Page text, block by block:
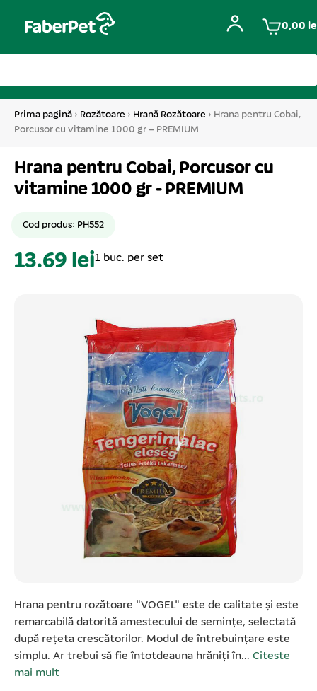
0,00
Prima pagină › Rozătoare › Hrană Rozătoare › Hrana pentru Cobai,
Porcusor cu vitamine 1000 gr – PREMIUM
Hrana pentru Cobai, Porcusor cu
vitamine 1000 gr - PREMIUM
Cod produs: PH552
13.69 lei1 buc. per set
Hrana pentru rozătoare "VOGEL" este de calitate și este
remarcabilă datorită amestecului de semințe, selectată
după rețeta crescătorilor. Modul de întrebuințare este
simplu. Ar trebui să fie întotdeauna hrăniți în... Citeste
mai mult